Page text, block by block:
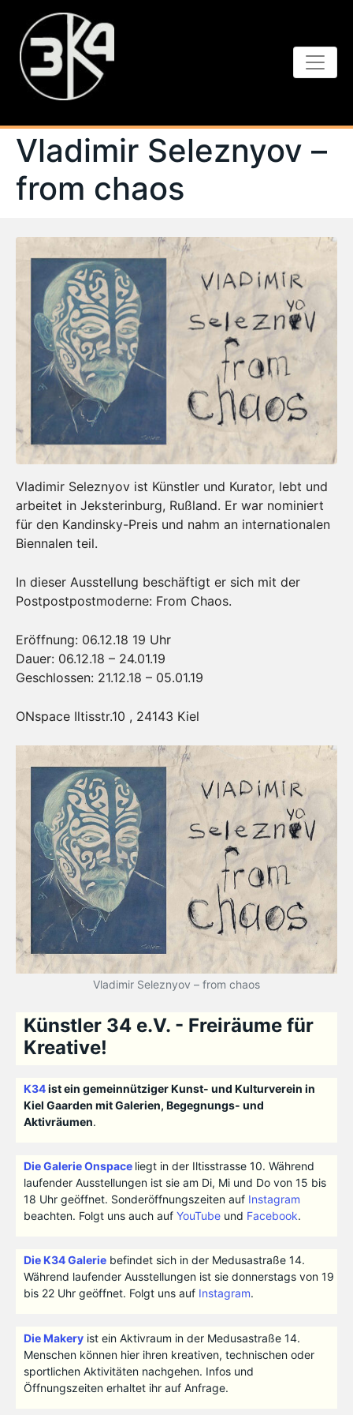
Vladimir Seleznyov –
from chaos
Vladimir Seleznyov ist Künstler und Kurator, lebt und
arbeitet in Jeksterinburg, Rußland. Er war nominiert
für den Kandinsky-Preis und nahm an internationalen
Biennalen teil.
In dieser Ausstellung beschäftigt er sich mit der
Postpostpostmoderne: From Chaos.
Eröffnung: 06.12.18 19 Uhr
Dauer: 06.12.18 – 24.01.19
Geschlossen: 21.12.18 – 05.01.19
ONspace Iltisstr.10 , 24143 Kiel
Vladimir Seleznyov – from chaos
Künstler 34 e.V. - Freiräume für
Kreative!
K34ist ein gemeinnütziger Kunst- und Kulturverein in
Kiel Gaarden mit Galerien, Begegnungs- und
Aktivräumen.
Die Galerie Onspace liegt in der Iltisstrasse 10. Während
laufender Ausstellungen ist sie am Di, Mi und Do von 15 bis
18 Uhr geöffnet. Sonderöffnungszeiten auf Instagram
beachten. Folgt uns auch auf YouTubeund Facebook.
Die K34 Galeriebefindet sich in der Medusastraße 14.
Während laufender Ausstellungen ist sie donnerstags von 19
bis 22 Uhr geöffnet. Folgt uns auf Instagram.
Die Makeryist ein Aktivraum in der Medusastraße 14.
Menschen können hier ihren kreativen, technischen oder
sportlichen Aktivitäten nachgehen. Infos und
Öffnungszeiten erhaltet ihr auf Anfrage.